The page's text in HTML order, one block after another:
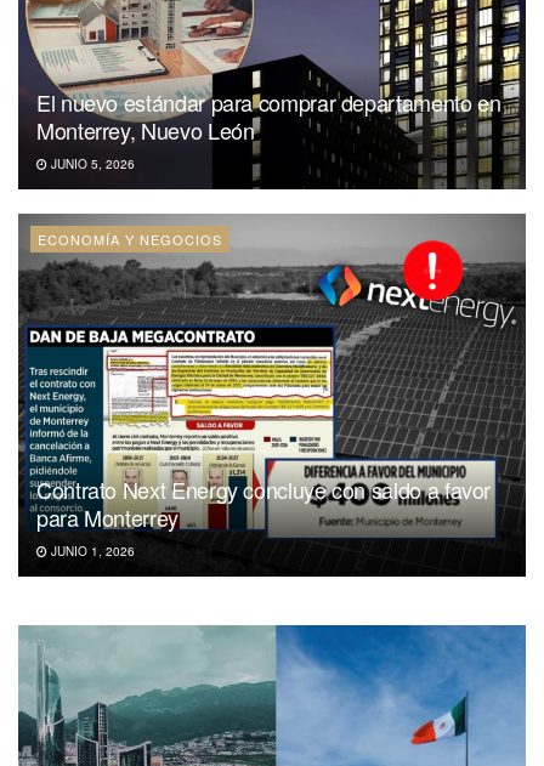
El nuevo estándar para comprar departamento en
Monterrey, Nuevo León
JUNIO 5, 2026
ECONOMÍA Y NEGOCIOS
Contrato Next Energy concluye con saldo a favor
para Monterrey
JUNIO 1, 2026